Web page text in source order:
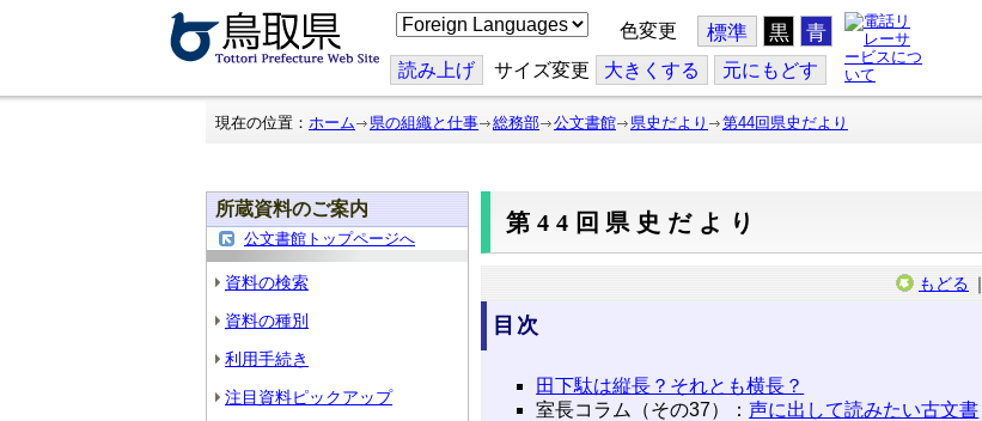
こ
の
ジ
を
翻
色変更 標準 黒 青
読み上げ サイズ変更 大きくする 元にもどす
現在の位置： ホーム 県の組織と仕事 総務部 公文書館 県史だより 第44回県史だより
所蔵資料のご案内
公文書館トップページへ
資料の検索
資料の種別
利用手続き
注目資料ピックアップ
第44回県史だより
もどる ｜
目次
田下駄は縦長？それとも横長？
室長コラム（その37）：声に出して読みたい古文書